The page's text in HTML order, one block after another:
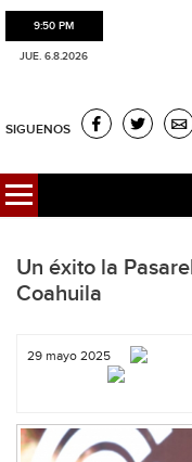
9:50 PM
JUE. 6.8.2026
SIGUENOS
Un éxito la
Coahuila
29 mayo 2025